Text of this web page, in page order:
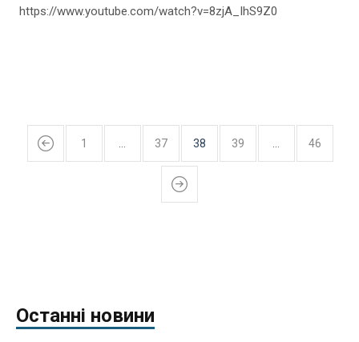
https://www.youtube.com/watch?v=8zjA_IhS9Z0
1 … 37 38 39 … 46
Останні новини